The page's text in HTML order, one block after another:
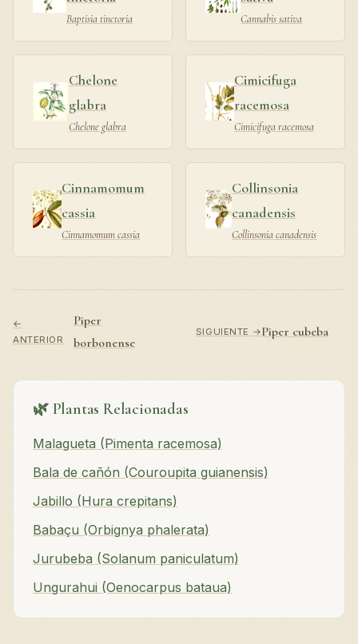
Baptisia tinctoria Cannabis sativa
Chelone
glabra
Chelone glabra
Cimicifuga
racemosa
Cimicifuga racemosa
Cinnamomum
cassia
Cinnamomum cassia
Collinsonia
canadensis
Collinsonia canadensis
←
ANTERIOR
Piper
borbonense
SIGUIENTE →Piper cubeba
🌿 Plantas Relacionadas
Malagueta (Pimenta racemosa)
Bala de cañón (Couroupita guianensis)
Jabillo (Hura crepitans)
Babaçu (Orbignya phalerata)
Jurubeba (Solanum paniculatum)
Ungurahui (Oenocarpus bataua)